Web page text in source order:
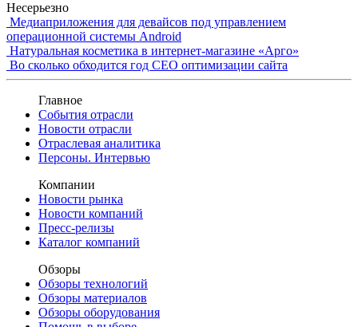
Несерьезно
Медиаприложения для девайсов под управлением
операционной системы Android
Натуральная косметика в интернет-магазине «Арго»
Во сколько обходится год СЕО оптимизации сайта
Главное
События отрасли
Новости отрасли
Отраслевая аналитика
Персоны. Интервью
Компании
Новости рынка
Новости компаний
Пресс-релизы
Каталог компаний
Обзоры
Обзоры технологий
Обзоры материалов
Обзоры оборудования